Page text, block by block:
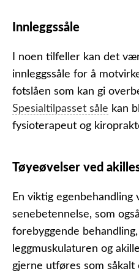
Innleggssåle
I noen tilfeller kan det
innleggssåle for å
fotslåen som kan gi
Spesialtilpasset såle kan
fysioterapeut og
Tøyeøvelser ved
En viktig egenbehandling
senebetennelse, som
forebyggende
leggmuskulaturen og
gjerne utføres som